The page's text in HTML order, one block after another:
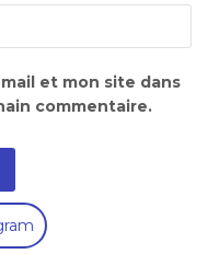
et mon site dans
commentaire.